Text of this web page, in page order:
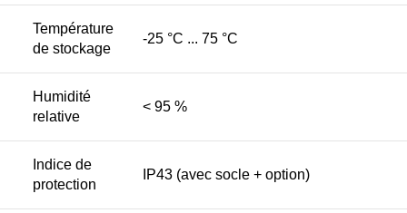
Température
de stockage
-25 °C ... 75 °C
Humidité
relative
< 95 %
Indice de
protection
IP43 (avec socle + option)